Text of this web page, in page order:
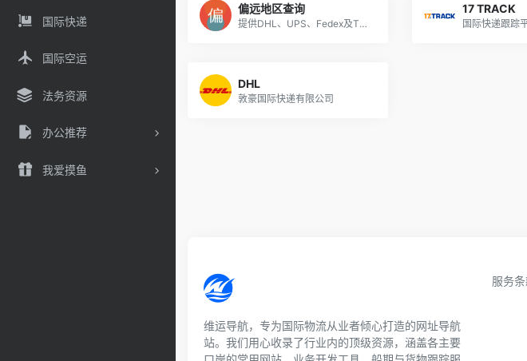
国际快递
国际空运
法务资源
办公推荐
我爱摸鱼
偏远地区查询
提供DHL、UPS、Fedex及TNT的偏远地区查询数据
17 TRACK
国际快递跟踪
DHL
敦豪国际快递有限公司
维运导航，专为国际物流从业者倾心打造的网址导航
站。我们用心收录了行业内的顶级资源，涵盖各主要
服务